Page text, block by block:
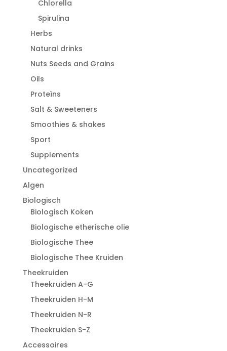
Chlorella
Spirulina
Herbs
Natural drinks
Nuts Seeds and Grains
Oils
Proteïns
Salt & Sweeteners
Smoothies & shakes
Sport
Supplements
Uncategorized
Algen
Biologisch
Biologisch Koken
Biologische etherische olie
Biologische Thee
Biologische Thee Kruiden
Theekruiden
Theekruiden A-G
Theekruiden H-M
Theekruiden N-R
Theekruiden S-Z
Accessoires